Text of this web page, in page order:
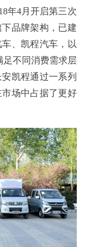
年4月开启第三次
品牌架构，已建
、凯程汽车，以
不同消费需求层
凯程通过一系列
场中占据了更好